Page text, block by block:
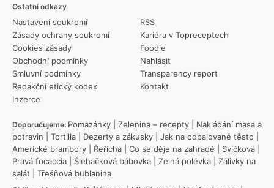
Ostatní odkazy
Nastavení soukromí
Zásady ochrany soukromí
Cookies zásady
Obchodní podmínky
Smluvní podmínky
Redakční etický kodex
Inzerce
RSS
Kariéra v Topreceptech
Foodie
Nahlásit
Transparency report
Kontakt
Doporučujeme: Pomazánky Zelenina – recepty
Nakládání masa a
potravin
Tortilla Dezerty a zákusky Jak na odpalované těsto
Americké brambory
Řeřicha Co se děje na zahradě Svíčková
Pravá focaccia
Šlehačková bábovka Zelná polévka
Zálivky na
salát
Třešňová bublanina